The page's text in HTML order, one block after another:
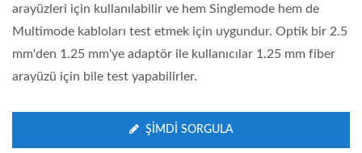
arayüzleri için kullanılabilir ve hem Singlemode hem de
Multimode kabloları test etmek için uygundur. Optik bir 2.5
mm'den 1.25 mm'ye adaptör ile kullanıcılar 1.25 mm fiber
arayüzü için bile test yapabilirler.
ŞIMDI SORGULA